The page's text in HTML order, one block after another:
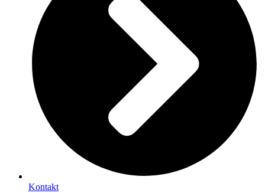
Kontakt